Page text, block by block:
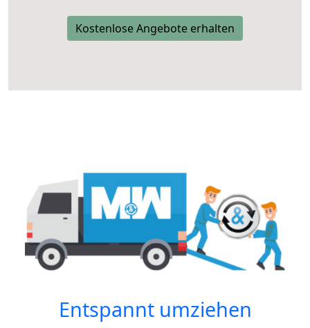
Kostenlose Angebote erhalten
Entspannt umziehen